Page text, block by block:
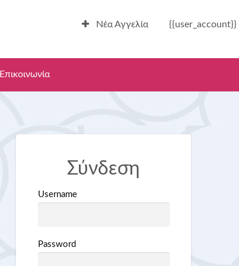
Νέα Αγγελία {{user_account}}
Επικοινωνία
Σύνδεση
Username
Password